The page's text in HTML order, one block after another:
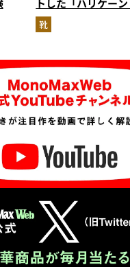
トした「ハリケー
を識者があらゆる角
説！
靴